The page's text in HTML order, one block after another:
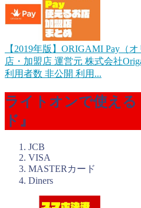
【2019年版】ORIGAMI Pay（
店・加盟店 運営元 株式会社
利用者数 非公開 利用...
ライトオンで使え
ド』
JCB
VISA
MASTERカード
Diners